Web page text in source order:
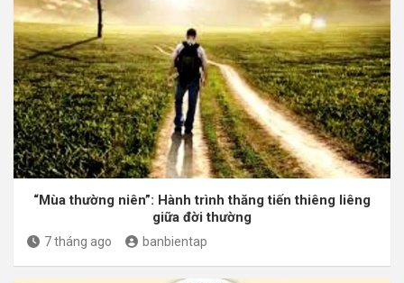
“Mùa thường niên”: Hành trình thăng tiến thiêng liêng
giữa đời thường
7 tháng ago banbientap